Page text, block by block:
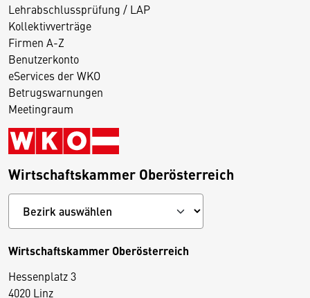
Lehrabschlussprüfung / LAP
Kollektivverträge
Firmen A-Z
Benutzerkonto
eServices der WKO
Betrugswarnungen
Meetingraum
Wirtschaftskammer Oberösterreich
Wirtschaftskammer Oberösterreich
Hessenplatz 3
4020 Linz